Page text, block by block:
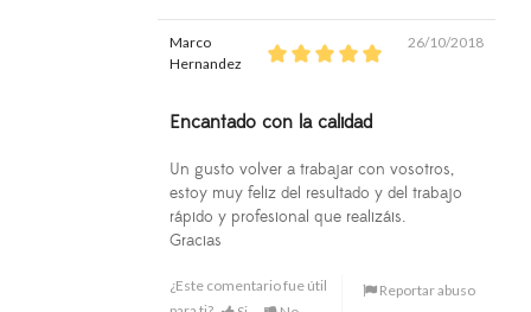
Marco
Hernandez
26/10/2018
Encantado con la calidad
Un gusto volver a trabajar con vosotros,
estoy muy feliz del resultado y del trabajo
rápido y profesional que realizáis.
Gracias
¿Este comentario fue útil
Reportar abuso